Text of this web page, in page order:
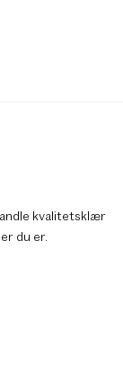
kvalitetsklær
du er.